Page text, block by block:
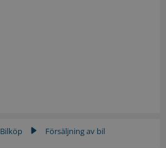
Bilköp Försäljning av bil